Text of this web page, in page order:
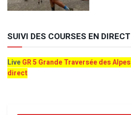
SUIVI DES COURSES EN DIRECT
LiveGR 5 Grande Traversée des
direct